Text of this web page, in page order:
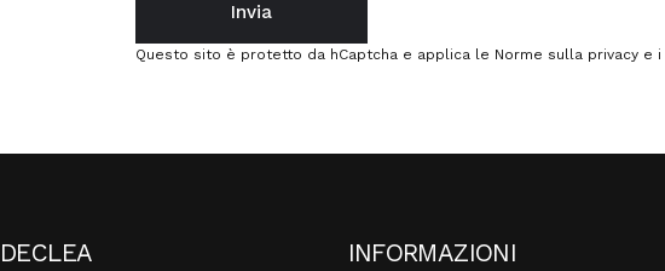
MessaggioInvia
Questo sito è protetto da hCaptcha e applica le Norme sulla privacy e i
DECLEA INFORMAZIONI